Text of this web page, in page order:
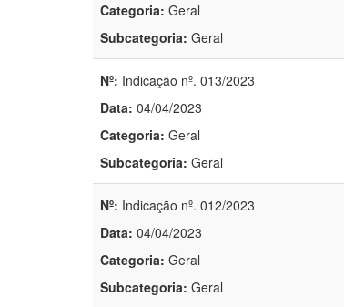
Categoria: Geral
Subcategoria: Geral
Nº: Indicação nº. 013/2023
Data: 04/04/2023
Categoria: Geral
Subcategoria: Geral
Nº: Indicação nº. 012/2023
Data: 04/04/2023
Categoria: Geral
Subcategoria: Geral